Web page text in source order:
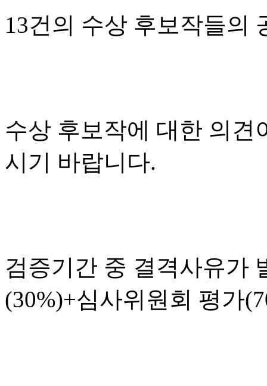
13건의 수상 후보작들의
수상 후보작에 대한 의견
시기 바랍니다.
검증기간 중 결격사유가
(30%)+심사위원회 평가